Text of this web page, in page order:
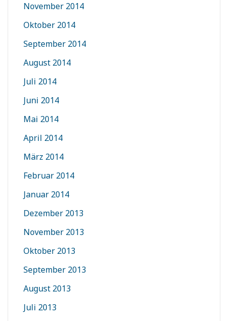
November 2014
Oktober 2014
September 2014
August 2014
Juli 2014
Juni 2014
Mai 2014
April 2014
März 2014
Februar 2014
Januar 2014
Dezember 2013
November 2013
Oktober 2013
September 2013
August 2013
Juli 2013